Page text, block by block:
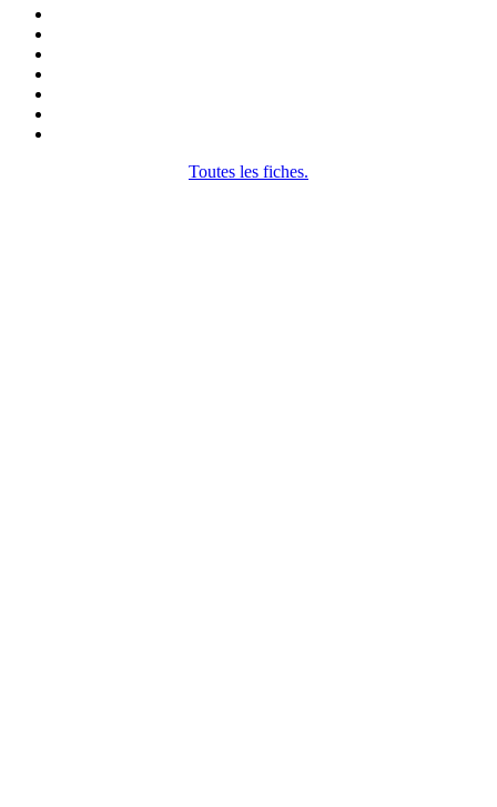
Toutes les fiches.